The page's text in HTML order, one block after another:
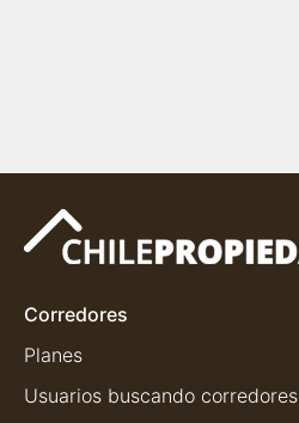
Corredores
Planes
Usuarios buscando corredores